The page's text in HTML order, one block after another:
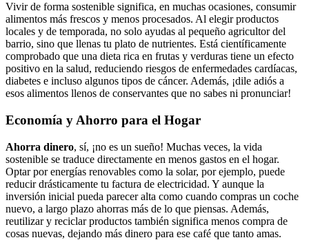
Vivir de forma sostenible significa, en muchas ocasiones, consumir
alimentos más frescos y menos procesados. Al elegir productos
locales y de temporada, no solo ayudas al pequeño agricultor del
barrio, sino que llenas tu plato de nutrientes. Está científicamente
comprobado que una dieta rica en frutas y verduras tiene un efecto
positivo en la salud, reduciendo riesgos de enfermedades cardíacas,
diabetes e incluso algunos tipos de cáncer. Además, ¡dile adiós a
esos alimentos llenos de conservantes que no sabes ni pronunciar!
Economía y Ahorro para el Hogar
Ahorra dinero, sí, ¡no es un sueño! Muchas veces, la vida
sostenible se traduce directamente en menos gastos en el hogar.
Optar por energías renovables como la solar, por ejemplo, puede
reducir drásticamente tu factura de electricidad. Y aunque la
inversión inicial pueda parecer alta como cuando compras un coche
nuevo, a largo plazo ahorras más de lo que piensas. Además,
reutilizar y reciclar productos también significa menos compra de
cosas nuevas, dejando más dinero para ese café que tanto amas.